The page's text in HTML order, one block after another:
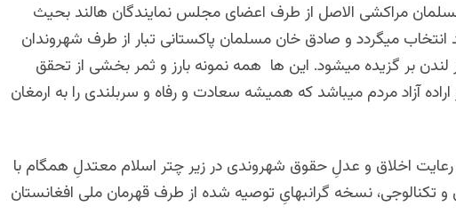
مراکشی الاصل از طرف اعضای مجلس نمایندگان هالند بحیث
انتخاب میگردد و صادق خان مسلمان پاکستانی تبار از طرف شهروندان
بر گزیده میشود. این ها همه نمونه بارز و ثمر بخشی از تحقق
اراده آزاد مردم میباشد که همیشه سعادت و رفاه و سربلندی را به ارمغان
اخلاق و عدلِ حقوق شهروندی در زیر چتر اسلام معتدلِ همگام با
تکنالوجی، نسخه گرانبهایِ توصیه شده از طرف قهرمان ملی افغانستان